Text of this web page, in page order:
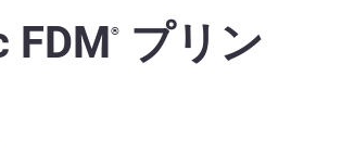
FDM®
プリン